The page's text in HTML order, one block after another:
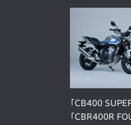
「CB400
「CBR400R